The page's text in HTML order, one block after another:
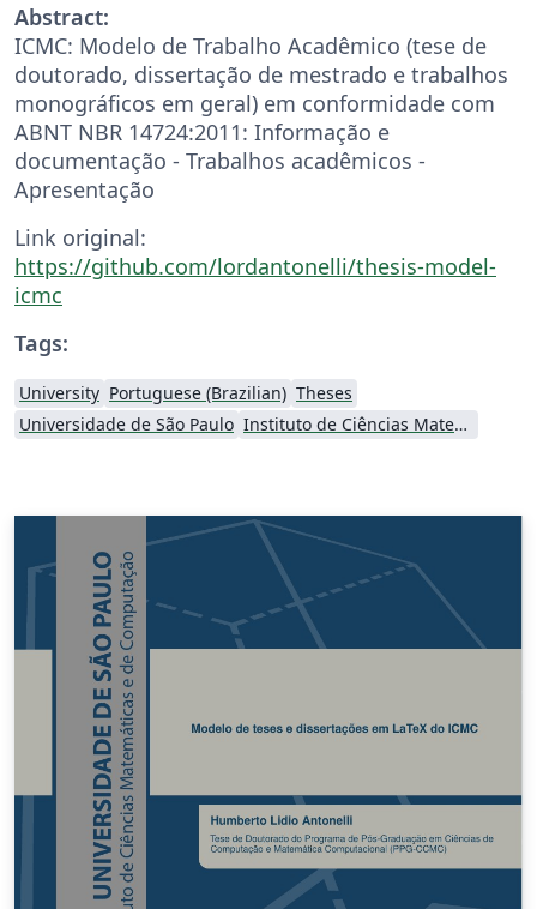
Abstract:
ICMC: Modelo de Trabalho Acadêmico (tese de
doutorado, dissertação de mestrado e trabalhos
monográficos em geral) em conformidade com
ABNT NBR 14724:2011: Informação e
documentação - Trabalhos acadêmicos -
Apresentação
Link original:
https://github.com/lordantonelli/thesis-model-
icmc
Tags:
University Portuguese (Brazilian) Theses
Universidade de São Paulo
Instituto de Ciências Matemáticas e de Computação (USP)